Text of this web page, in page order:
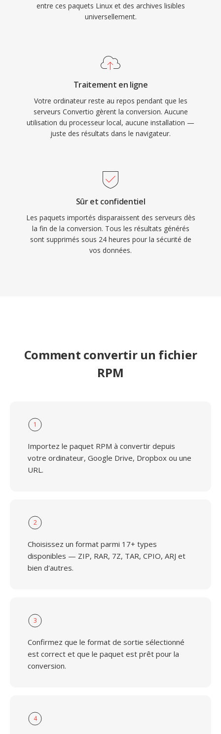
entre ces paquets Linux et des archives lisibles
universellement.
Traitement en ligne
Votre ordinateur reste au repos pendant que les
serveurs Convertio gèrent la conversion. Aucune
utilisation du processeur local, aucune installation —
juste des résultats dans le navigateur.
Sûr et confidentiel
Les paquets importés disparaissent des serveurs dès
la fin de la conversion. Tous les résultats générés
sont supprimés sous 24 heures pour la sécurité de
vos données.
Comment convertir un fichier
RPM
1
Importez le paquet RPM à convertir depuis
votre ordinateur, Google Drive, Dropbox ou une
URL.
2
Choisissez un format parmi 17+ types
disponibles — ZIP, RAR, 7Z, TAR, CPIO, ARJ et
bien d'autres.
3
Confirmez que le format de sortie sélectionné
est correct et que le paquet est prêt pour la
conversion.
4